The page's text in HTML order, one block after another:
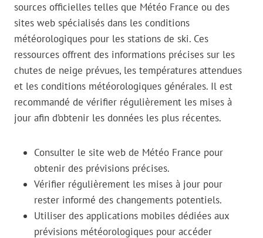
sources officielles telles que Météo France ou des
sites web spécialisés dans les conditions
météorologiques pour les stations de ski. Ces
ressources offrent des informations précises sur les
chutes de neige prévues, les températures attendues
et les conditions météorologiques générales. Il est
recommandé de vérifier régulièrement les mises à
jour afin d’obtenir les données les plus récentes.
Consulter le site web de Météo France pour
obtenir des prévisions précises.
Vérifier régulièrement les mises à jour pour
rester informé des changements potentiels.
Utiliser des applications mobiles dédiées aux
prévisions météorologiques pour accéder